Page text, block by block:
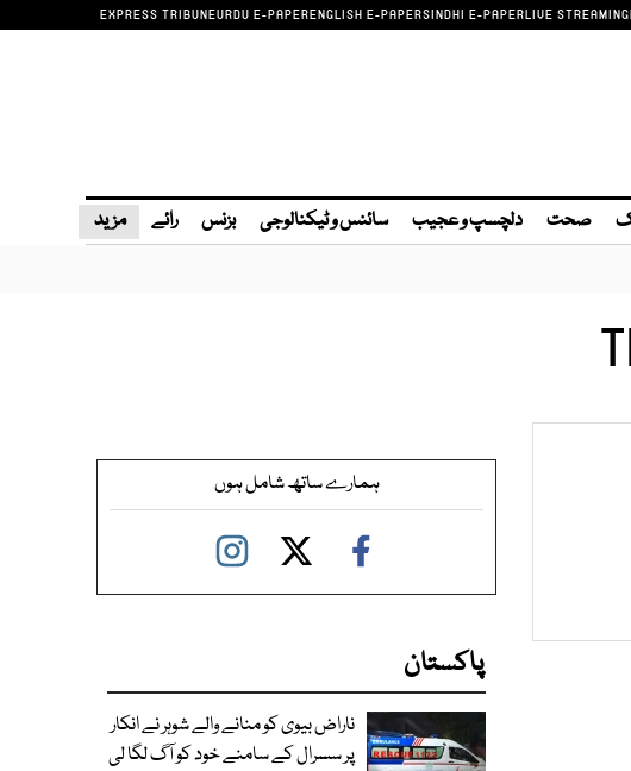
EXPRESS TRIBUNEURDU E-PAPERENGLISH E-PAPERSINDHI E-PAPERLIVE STREAMING
صحت دلچسپ و عجیب سائنس و ٹیکنالوجی بزنس رائے مزید
ہمارے ساتھ شامل ہوں
پاکستان
ناراض بیوی کو منانے والے شوہر نے انکار
پر سسرال کے سامنے خود کو آگ لگا لی